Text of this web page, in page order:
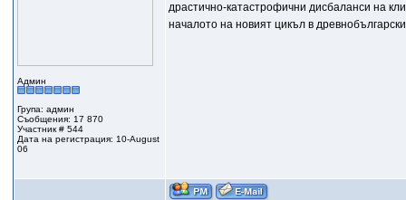
Админ
Група: админ
Съобщения: 17 870
Участник # 544
Дата на регистрация: 10-August
06
драстично-катастрофични дисбаланси на
началото на новият цикъл в